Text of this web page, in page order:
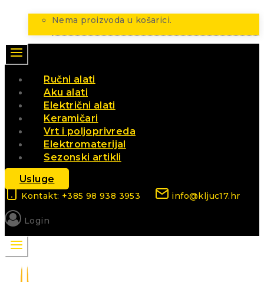
Nema proizvoda u košarici.
Ručni alati
Aku alati
Električni alati
Keramičari
Vrt i poljoprivreda
Elektromaterijal
Sezonski artikli
Usluge
Kontakt: +385 98 938 3953 info@kljuc17.hr
Login